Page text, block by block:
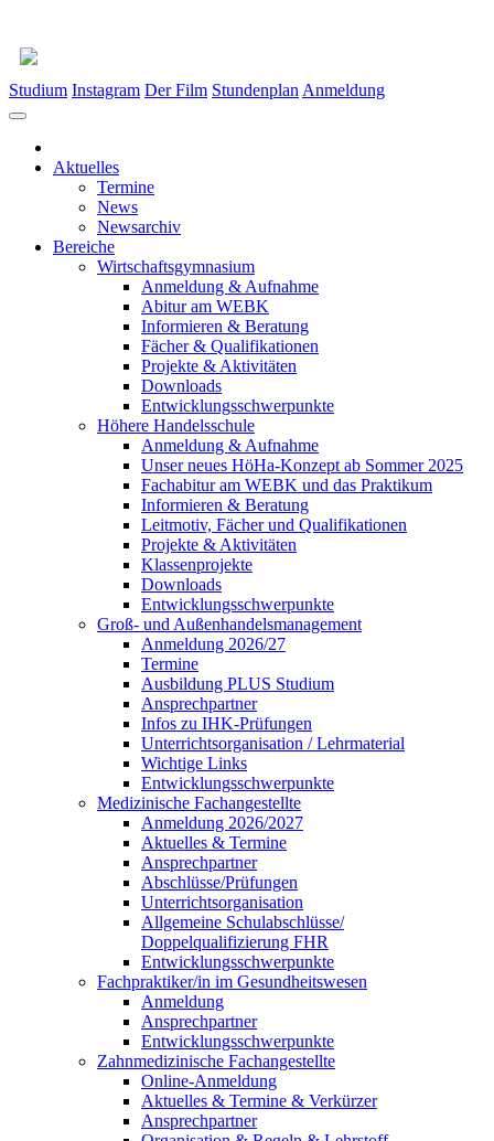
Studium Instagram Der Film Stundenplan Anmeldung
Aktuelles
Termine
News
Newsarchiv
Bereiche
Wirtschaftsgymnasium
Anmeldung & Aufnahme
Abitur am WEBK
Informieren & Beratung
Fächer & Qualifikationen
Projekte & Aktivitäten
Downloads
Entwicklungsschwerpunkte
Höhere Handelsschule
Anmeldung & Aufnahme
Unser neues HöHa-Konzept ab Sommer 2025
Fachabitur am WEBK und das Praktikum
Informieren & Beratung
Leitmotiv, Fächer und Qualifikationen
Projekte & Aktivitäten
Klassenprojekte
Downloads
Entwicklungsschwerpunkte
Groß- und Außenhandelsmanagement
Anmeldung 2026/27
Termine
Ausbildung PLUS Studium
Ansprechpartner
Infos zu IHK-Prüfungen
Unterrichtsorganisation / Lehrmaterial
Wichtige Links
Entwicklungsschwerpunkte
Medizinische Fachangestellte
Anmeldung 2026/2027
Aktuelles & Termine
Ansprechpartner
Abschlüsse/Prüfungen
Unterrichtsorganisation
Allgemeine Schulabschlüsse/
Doppelqualifizierung FHR
Entwicklungsschwerpunkte
Fachpraktiker/in im Gesundheitswesen
Anmeldung
Ansprechpartner
Entwicklungsschwerpunkte
Zahnmedizinische Fachangestellte
Online-Anmeldung
Aktuelles & Termine & Verkürzer
Ansprechpartner